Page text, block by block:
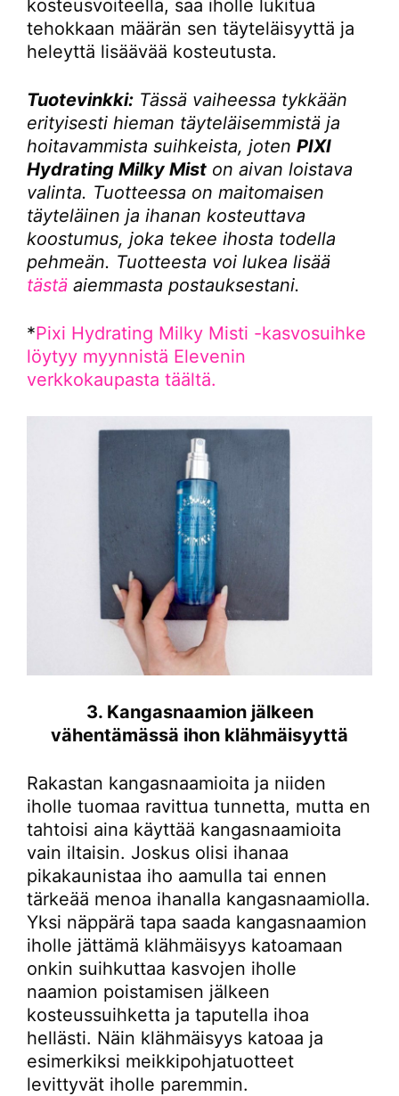
kosteusvoiteella, saa iholle lukitua
tehokkaan määrän sen täyteläisyyttä ja
heleyttä lisäävää kosteutusta.
Tuotevinkki: Tässä vaiheessa tykkään
erityisesti hieman täyteläisemmistä ja
hoitavammista suihkeista, joten PIXI
Hydrating Milky Mist on aivan loistava
valinta. Tuotteessa on maitomaisen
täyteläinen ja ihanan kosteuttava
koostumus, joka tekee ihosta todella
pehmeän. Tuotteesta voi lukea lisää
tästä aiemmasta postauksestani.
*Pixi Hydrating Milky Misti -kasvosuihke
löytyy myynnistä Elevenin
verkkokaupasta täältä.
3. Kangasnaamion jälkeen
vähentämässä ihon klähmäisyyttä
Rakastan kangasnaamioita ja niiden
iholle tuomaa ravittua tunnetta, mutta en
tahtoisi aina käyttää kangasnaamioita
vain iltaisin. Joskus olisi ihanaa
pikakaunistaa iho aamulla tai ennen
tärkeää menoa ihanalla kangasnaamiolla.
Yksi näppärä tapa saada kangasnaamion
iholle jättämä klähmäisyys katoamaan
onkin suihkuttaa kasvojen iholle
naamion poistamisen jälkeen
kosteussuihketta ja taputella ihoa
hellästi. Näin klähmäisyys katoaa ja
esimerkiksi meikkipohjatuotteet
levittyvät iholle paremmin.